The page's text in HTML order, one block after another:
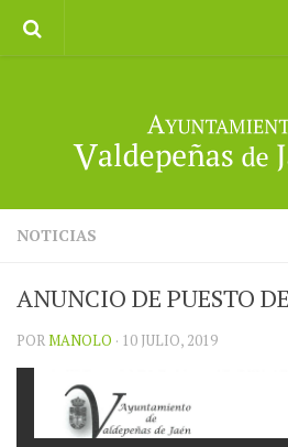
II CXM ROMPEALBARCAS 2023
NOTICIAS
ANUNCIO DE PUESTO
PORMANOLO · 10 JULIO, 2019